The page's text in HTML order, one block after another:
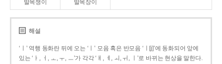
발목쟁이 발목장이
해설
‘ㅣ’ 역행 동화란 뒤에 오는 ‘ㅣ’ 모음 혹은 반모음 ‘ㅣ[j]’에 동화되어 앞에
있는 ‘ㅏ, ㅓ, ㅗ, ㅜ, ㅡ’가 각각 ‘ㅐ, ㅔ, ㅚ, ㅟ, ㅣ’로 바뀌는 현상을 말한다.